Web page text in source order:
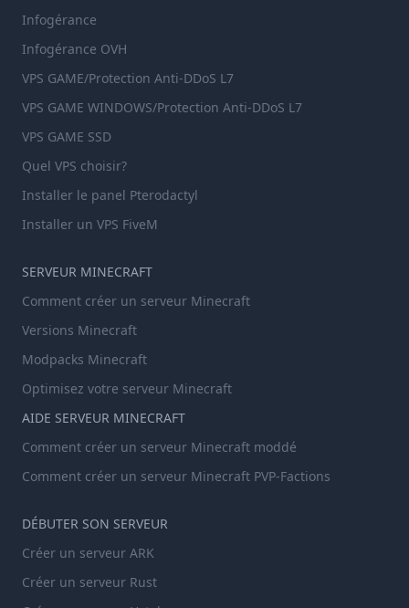
Infogérance
Infogérance OVH
VPS GAME/Protection Anti-DDoS L7
VPS GAME WINDOWS/Protection Anti-DDoS L7
VPS GAME SSD
Quel VPS choisir?
Installer le panel Pterodactyl
Installer un VPS FiveM
SERVEUR MINECRAFT
Comment créer un serveur Minecraft
Versions Minecraft
Modpacks Minecraft
Optimisez votre serveur Minecraft
AIDE SERVEUR MINECRAFT
Comment créer un serveur Minecraft moddé
Comment créer un serveur Minecraft PVP-Factions
DÉBUTER SON SERVEUR
Créer un serveur ARK
Créer un serveur Rust